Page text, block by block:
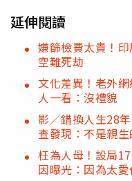
延伸閱讀
嫌篩檢費太貴！
空難死劫
文化差異！老外
人一看：沒禮貌
影／錯換人生28
查發現：不是親生
枉為人母！設局
因曝光：因為太愛